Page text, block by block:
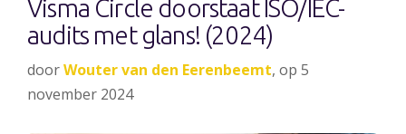
Visma Circle doorstaat ISO/IEC-
audits met glans! (2024)
doorWouter van den Eerenbeemt, op 5
november 2024